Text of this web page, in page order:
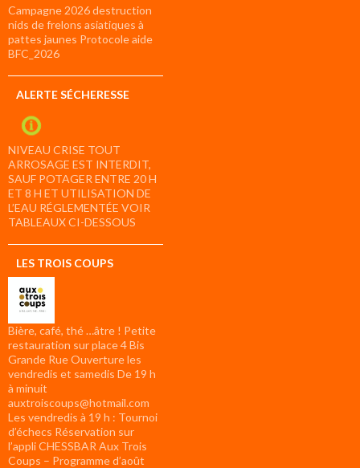
Campagne 2026 destruction
nids de frelons asiatiques à
pattes jaunes Protocole aide
BFC_2026
ALERTE SÉCHERESSE
NIVEAU CRISE TOUT
ARROSAGE EST INTERDIT,
SAUF POTAGER ENTRE 20 H
ET 8 H ET UTILISATION DE
L’EAU RÉGLEMENTÉE VOIR
TABLEAUX CI-DESSOUS
LES TROIS COUPS
Bière, café, thé …âtre ! Petite
restauration sur place 4 Bis
Grande Rue Ouverture les
vendredis et samedis De 19 h
à minuit
auxtroiscoups@hotmail.com
Les vendredis à 19 h : Tournoi
d’échecs Réservation sur
l’appli CHESSBAR Aux Trois
Coups – Programme d’août